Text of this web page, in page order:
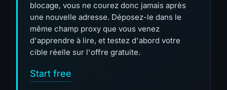
blocage, vous ne courez donc jamais après
une nouvelle adresse. Déposez-le dans le
même champ proxy que vous venez
d'apprendre à lire, et testez d'abord votre
cible réelle sur l'offre gratuite.
Start free